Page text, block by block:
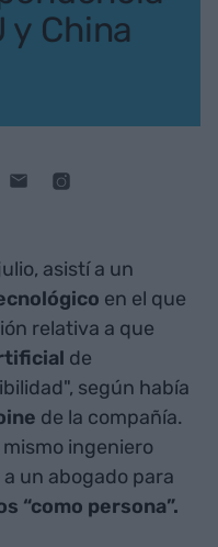
y China
asistí a un
en el que
relativa a que
de
según había
de la compañía.
mismo ingeniero
un abogado para
“como persona”.